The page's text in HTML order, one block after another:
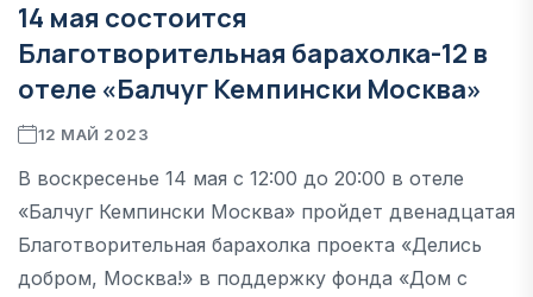
14 мая состоится
Благотворительная барахолка-12 в
отеле «Балчуг Кемпински Москва»
12 МАЙ 2023
В воскресенье 14 мая с 12:00 до 20:00 в отеле
«Балчуг Кемпински Москва» пройдет двенадцатая
Благотворительная барахолка проекта «Делись
добром, Москва!» в поддержку фонда «Дом с